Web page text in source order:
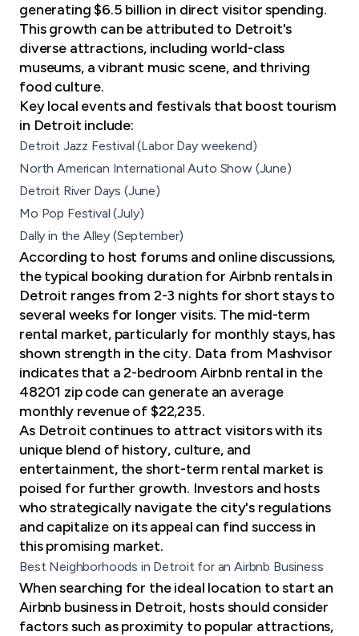
generating $6.5 billion in direct visitor spending.
This growth can be attributed to Detroit's
diverse attractions, including world-class
museums, a vibrant music scene, and thriving
food culture.
Key local events and festivals that boost tourism
in Detroit include:
Detroit Jazz Festival (Labor Day weekend)
North American International Auto Show (June)
Detroit River Days (June)
Mo Pop Festival (July)
Dally in the Alley (September)
According to host forums and online discussions,
the typical booking duration for Airbnb rentals in
Detroit ranges from 2-3 nights for short stays to
several weeks for longer visits. The mid-term
rental market, particularly for monthly stays, has
shown strength in the city. Data from Mashvisor
indicates that a 2-bedroom Airbnb rental in the
48201 zip code can generate an average
monthly revenue of $22,235.
As Detroit continues to attract visitors with its
unique blend of history, culture, and
entertainment, the short-term rental market is
poised for further growth. Investors and hosts
who strategically navigate the city's regulations
and capitalize on its appeal can find success in
this promising market.
Best Neighborhoods in Detroit for an Airbnb Business
When searching for theideal location to start an
Airbnb business in Detroit, hosts should consider
factors such as proximity to popular attractions,